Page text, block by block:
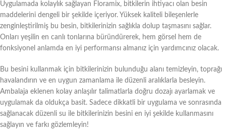
Uygulamada kolaylık sağlayan Floramix, bitkilerin ihtiyacı olan besin
maddelerini dengeli bir şekilde içeriyor. Yüksek kaliteli bileşenlerle
zenginleştirilmiş bu besin, bitkilerinizin sağlıkla dolup taşmasını sağlar.
Onları yeşilin en canlı tonlarına büründürerek, hem görsel hem de
fonksiyonel anlamda en iyi performansı almanız için yardımcınız olacak.
Bu besini kullanmak için bitkilerinizin bulunduğu alanı temizleyin, toprağı
havalandırın ve en uygun zamanlama ile düzenli aralıklarla besleyin.
Ambalaja eklenen kolay anlaşılır talimatlarla doğru dozajı ayarlamak ve
uygulamak da oldukça basit. Sadece dikkatli bir uygulama ve sonrasında
sağlanacak düzenli su ile bitkilerinizin besini en iyi şekilde kullanmasını
sağlayın ve farkı gözlemleyin!